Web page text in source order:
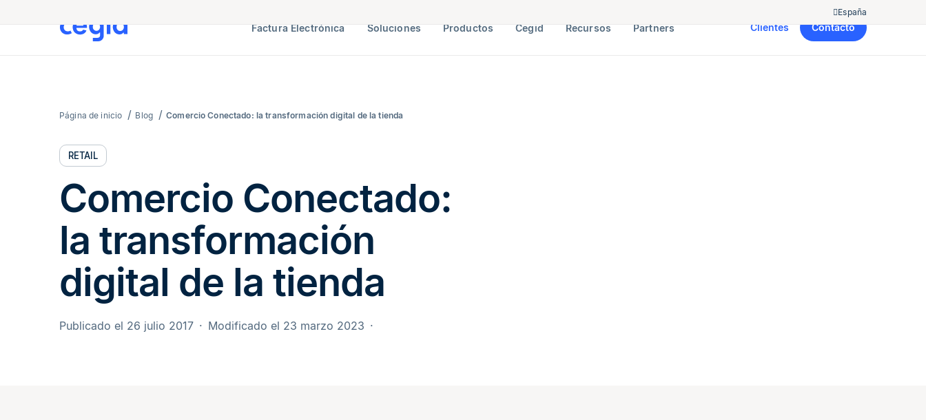
España
Factura Electrónica Soluciones Productos Cegid Recursos Partners Clientes Contacto
Página de inicio Blog Comercio Conectado: la transformación digital de la tienda
RETAIL
Comercio Conectado:
la transformación
digital de la tienda
Publicado el 26 julio 2017 Modificado el 23 marzo 2023